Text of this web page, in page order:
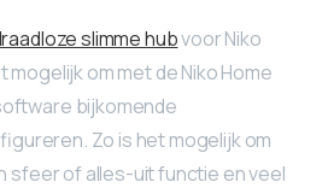
slimme hubvoor Niko
om met de Niko Home
bijkomende
Zo is het mogelijk om
sfeer of alles-uit functie en veel